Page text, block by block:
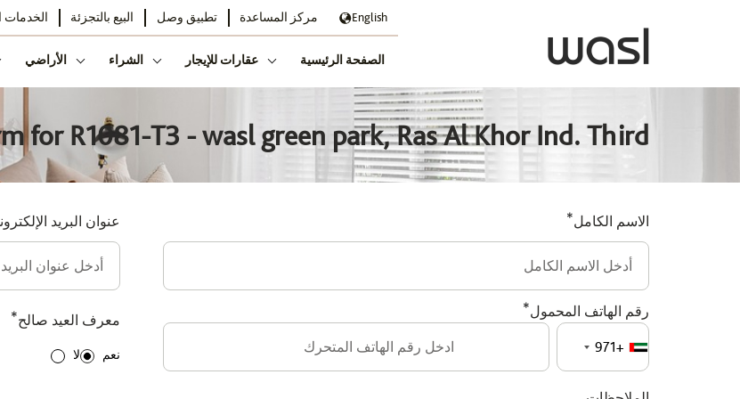
English مركز المساعدة تطبيق وصل البيع بالتجزئة الخدمات
الصفحة الرئيسية عقارات للإيجار الشراء الأراضي
for R1081-T3 - wasl green park, Ras Al Khor Ind. Third
الاسم الكامل* عنوان البريد
رقم الهاتف المحمول*
+971
معرف العيد صالح*
نعم لا